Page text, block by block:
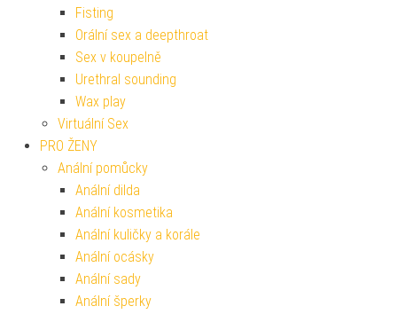
Fisting
Orální sex a deepthroat
Sex v koupelně
Urethral sounding
Wax play
Virtuální Sex
PRO ŽENY
Anální pomůcky
Anální dilda
Anální kosmetika
Anální kuličky a korále
Anální ocásky
Anální sady
Anální šperky